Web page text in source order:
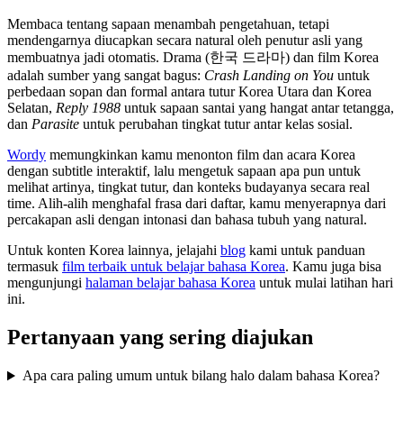
Membaca tentang sapaan menambah pengetahuan, tetapi
mendengarnya diucapkan secara natural oleh penutur asli yang
membuatnya jadi otomatis. Drama (한국 드라마) dan film Korea
adalah sumber yang sangat bagus: Crash Landing on You untuk
perbedaan sopan dan formal antara tutur Korea Utara dan Korea
Selatan, Reply 1988 untuk sapaan santai yang hangat antar tetangga,
dan Parasite untuk perubahan tingkat tutur antar kelas sosial.
Wordy memungkinkan kamu menonton film dan acara Korea
dengan subtitle interaktif, lalu mengetuk sapaan apa pun untuk
melihat artinya, tingkat tutur, dan konteks budayanya secara real
time. Alih-alih menghafal frasa dari daftar, kamu menyerapnya dari
percakapan asli dengan intonasi dan bahasa tubuh yang natural.
Untuk konten Korea lainnya, jelajahi blog kami untuk panduan
termasuk film terbaik untuk belajar bahasa Korea. Kamu juga bisa
mengunjungi halaman belajar bahasa Korea untuk mulai latihan hari
ini.
Pertanyaan yang sering diajukan
Apa cara paling umum untuk bilang halo dalam bahasa Korea?